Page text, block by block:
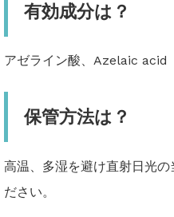
有効成分は？
アゼライン酸、Azelaic acid
保管方法は？
高温、多湿を避け直射日光
ださい。